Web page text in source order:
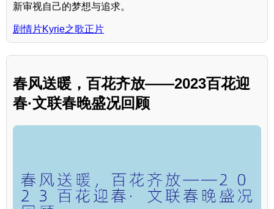
新审视自己的梦想与追求。
剧情片Kyrie之歌正片
春风送暖，百花齐放——2023百花迎
春·文联春晚盛况回顾